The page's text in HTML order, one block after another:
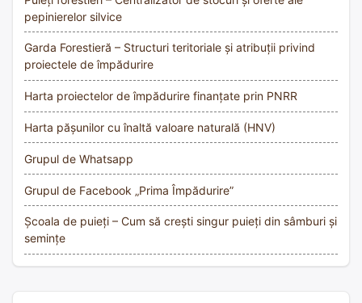
pepinierelor silvice
Garda Forestieră – Structuri teritoriale și atribuții privind
proiectele de împădurire
Harta proiectelor de împădurire finanțate prin PNRR
Harta pășunilor cu înaltă valoare naturală (HNV)
Grupul de Whatsapp
Grupul de Facebook „Prima Împădurire”
Școala de puieți – Cum să crești singur puieți din sâmburi și
semințe